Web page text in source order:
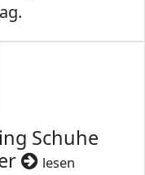
Schuhe
lesen